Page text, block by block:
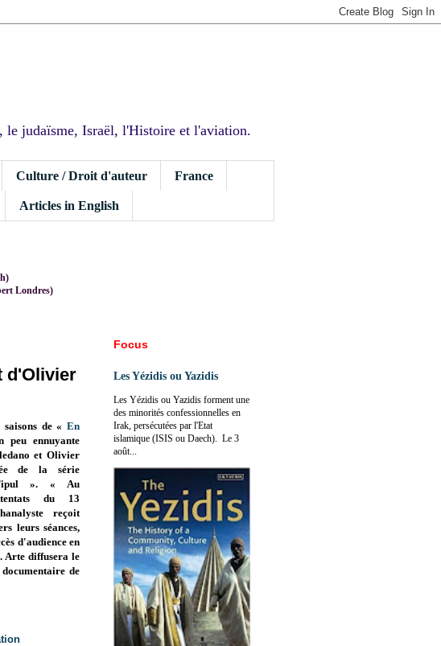
le judaïsme, Israël, l'Histoire et l'aviation.
Culture / Droit d'auteur France
Articles in English
Londres)
d'Olivier
de « En
peu ennuyante
et Olivier
de la série
». « Au
du 13
reçoit
leurs séances,
d'audience en
. Arte diffusera le
de
Focus
Les Yézidis ou Yazidis
Les Yézidis ou Yazidis forment une
des minorités confessionnelles en
Irak, persécutées par l'Etat
islamique (ISIS ou Daech). Le 3
août...